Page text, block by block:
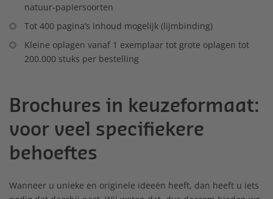
natuur-papiersoorten
Tot 400 pagina’s inhoud mogelijk (lijmbinding)
Kleine oplagen vanaf 1 exemplaar tot grote oplagen tot
200.000 stuks per bestelling
Brochures in keuzeformaat:
voor veel specifiekere
behoeftes
Wanneer u unieke en originele ideeën heeft, dan heeft u iets